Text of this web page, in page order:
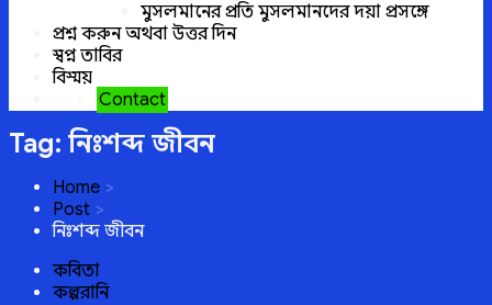
মুসলমানের প্রতি মুসলমানদের দয়া প্রসঙ্গে
প্রশ্ন করুন অথবা উত্তর দিন
স্বপ্ন তাবির
বিস্ময়
Contact
Tag: নিঃশব্দ জীবন
Home
Post
নিঃশব্দ জীবন
কবিতা
কল্পরানি